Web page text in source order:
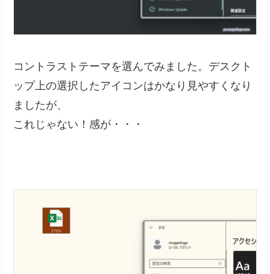
コントラストテーマを選んでみました。デスクト
ップ上の選択したアイコンはかなり見やすくなり
ましたが、
これじゃない！感が・・・